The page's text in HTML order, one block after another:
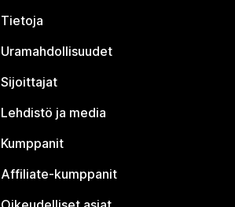
Tietoja
Uramahdollisuudet
Sijoittajat
Lehdistö ja media
Kumppanit
Affiliate-kumppanit